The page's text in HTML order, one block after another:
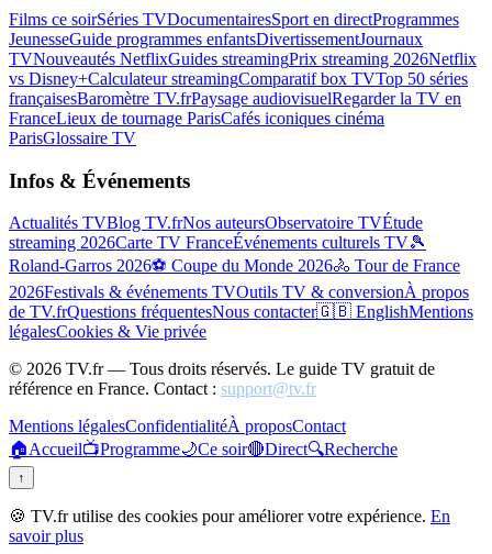
Films ce soirSéries TVDocumentairesSport en directProgrammes
JeunesseGuide programmes enfantsDivertissementJournaux
TVNouveautés NetflixGuides streamingPrix streaming 2026Netflix
vs Disney+Calculateur streamingComparatif box TVTop 50 séries
françaisesBaromètre TV.frPaysage audiovisuelRegarder la TV en
FranceLieux de tournage ParisCafés iconiques cinéma
ParisGlossaire TV
Infos & Événements
Actualités TVBlog TV.frNos auteursObservatoire TVÉtude
streaming 2026Carte TV FranceÉvénements culturels TV🎾
Roland-Garros 2026⚽ Coupe du Monde 2026🚴 Tour de France
2026Festivals & événements TVOutils TV & conversionÀ propos
de TV.frQuestions fréquentesNous contacter🇬🇧 EnglishMentions
légalesCookies & Vie privée
© 2026 TV.fr — Tous droits réservés. Le guide TV gratuit de
référence en France. Contact : support@tv.fr
Mentions légalesConfidentialitéÀ proposContact
🏠Accueil📺Programme🌙Ce soir🔴Direct🔍Recherche
↑
🍪 TV.fr utilise des cookies pour améliorer votre expérience. En
savoir plus